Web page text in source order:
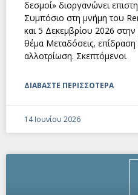
δεσμοί» διοργανώνει
Συμπόσιο στη μνήμη του
και 5 Δεκεμβρίου 2026
θέμα Μεταδόσεις, επίδραση
αλλοτρίωση. Σκεπτόμενοι
ΔΙΑΒΑΣΤΕ ΠΕΡΙΣΣΟΤΕΡΑ
14 Ιουνίου 2026